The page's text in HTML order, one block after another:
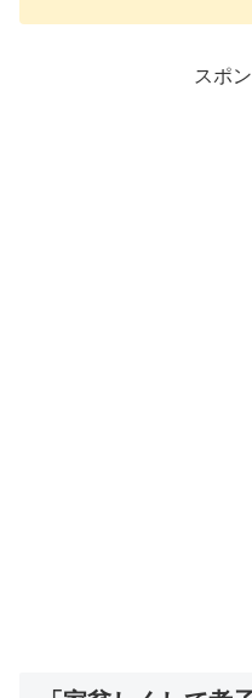
スポ